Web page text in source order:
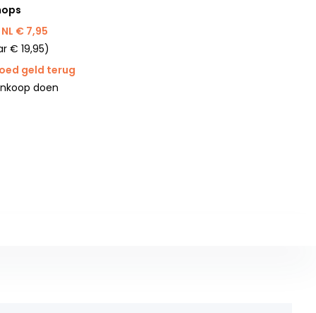
€ 7,95
€ 19,95)
geld terug
doen